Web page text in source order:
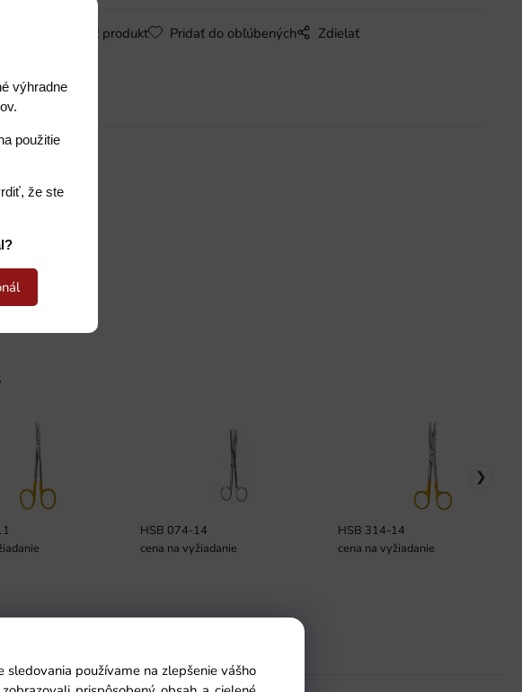
výhradne
použitie
že ste
Sledovať produkt Pridať do obľúbených Zdielať
HSB 074-14
cena na vyžiadanie
HSB 314-14
cena na vyžiadanie
sledovania používame na zlepšenie vášho